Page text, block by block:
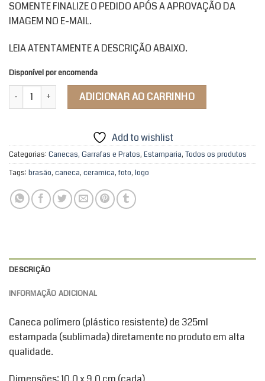
SOMENTE FINALIZE O PEDIDO APÓS A APROVAÇÃO DA
IMAGEM NO E-MAIL.
LEIA ATENTAMENTE A DESCRIÇÃO ABAIXO.
Disponível por encomenda
Caneca Polímero (plástico) Personalizada quantidade
ADICIONAR AO CARRINHO
Add to wishlist
Categorias: Canecas, Garrafas e Pratos, Estamparia, Todos os produtos
Tags: brasão, caneca, ceramica, foto, logo
DESCRIÇÃO
INFORMAÇÃO ADICIONAL
Caneca polímero (plástico resistente) de 325ml
estampada (sublimada) diretamente no produto em alta
qualidade.